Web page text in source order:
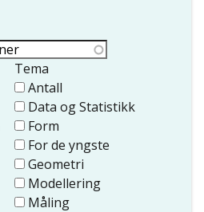
Tema
Antall
Data og Statistikk
Form
For de yngste
Geometri
Modellering
Måling